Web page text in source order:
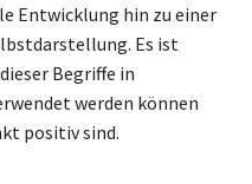
Entwicklung hin zu einer
Es ist
Begriffe in
werden können
positiv sind.